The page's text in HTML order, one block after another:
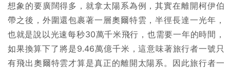
想象的要廣闊得多，就拿太陽系為例，其實在離開柯伊伯
帶之後，外圍還包裹著一層奧爾特雲，半徑長達一光年，
也就是說以光速每秒30萬千米飛行，也需要一年的時間，
如果換算下了將是9.46萬億千米，這意味著旅行者一號只
有飛出奧爾特雲才算是真正的離開太陽系。因此旅行者一